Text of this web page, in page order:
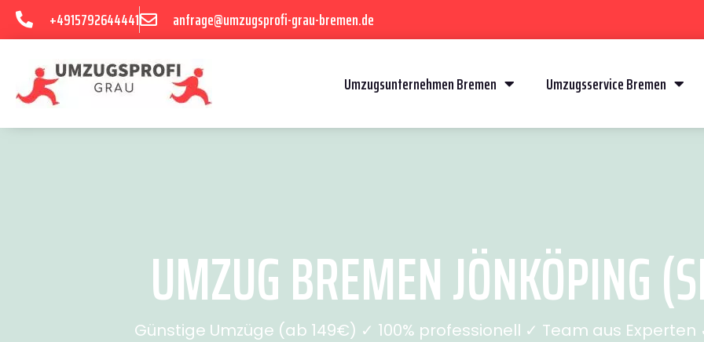
+4915792644441 anfrage@umzugsprofi-grau-bremen.de
Umzugsunternehmen Bremen Umzugsservice Bremen
UMZUG BREMEN JÖNKÖPING
Günstige Umzüge (ab 149€) ✓ 100% professionell ✓ Team aus